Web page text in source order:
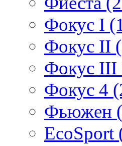
Фокус I
Фокус II
Фокус III
Фокус 4
Фьюжен
EcoSport